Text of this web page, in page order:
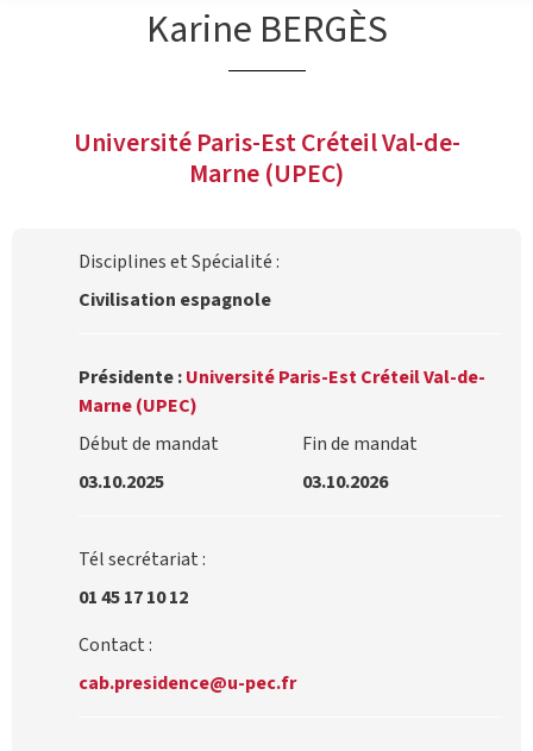
Karine BERGÈS
Université Paris-Est Créteil Val-de-
Marne (UPEC)
Disciplines et Spécialité :
Civilisation espagnole
Présidente :Université Paris-Est Créteil Val-de-
Marne (UPEC)
Début de mandat
03.10.2025
Fin de mandat
03.10.2026
Tél secrétariat :
01 45 17 10 12
Contact :
cab.presidence@u-pec.fr